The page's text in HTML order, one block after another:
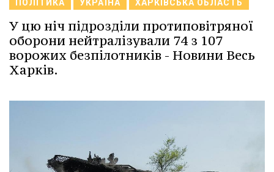
ПОЛІТИКА УКРАЇНА ХАРКІВСЬКА ОБЛАСТЬ
У цю ніч підрозділи протиповітряної
оборони нейтралізували 74 з 107
ворожих безпілотників - Новини Весь
Харків.